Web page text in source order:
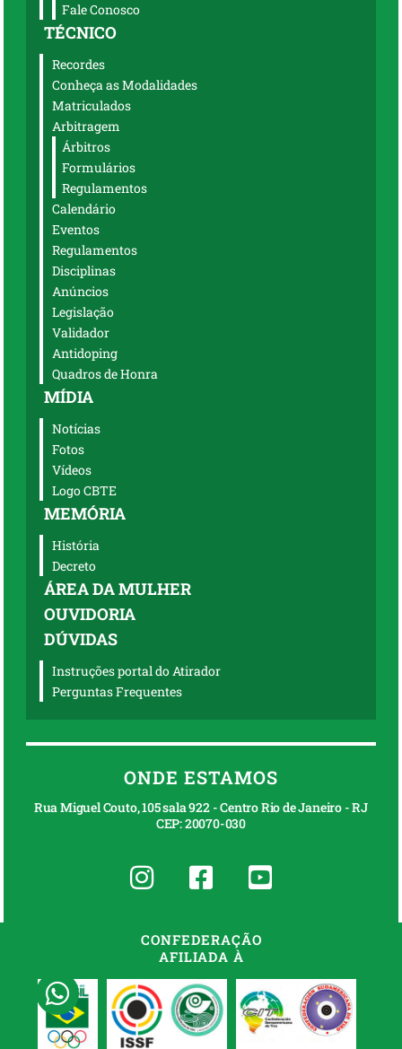
Fale Conosco
TÉCNICO
Recordes
Conheça as Modalidades
Matriculados
Arbitragem
Árbitros
Formulários
Regulamentos
Calendário
Eventos
Regulamentos
Disciplinas
Anúncios
Legislação
Validador
Antidoping
Quadros de Honra
MÍDIA
Notícias
Fotos
Vídeos
Logo CBTE
MEMÓRIA
História
Decreto
ÁREA DA MULHER
OUVIDORIA
DÚVIDAS
Instruções portal do Atirador
Perguntas Frequentes
ONDE ESTAMOS
Rua Miguel Couto, 105 sala 922 - Centro Rio de Janeiro - RJ
CEP: 20070-030
CONFEDERAÇÃO
AFILIADA À